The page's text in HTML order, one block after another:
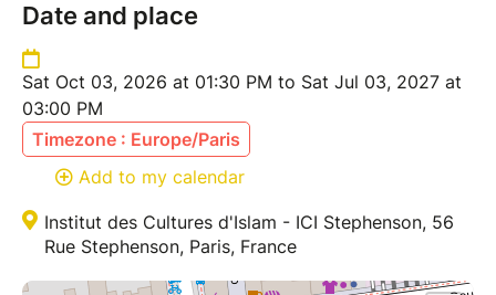
Date and place
Sat Oct 03, 2026 at 01:30 PM to Sat Jul 03, 2027 at
03:00 PM
Timezone : Europe/Paris
Add to my calendar
Institut des Cultures d'Islam - ICI Stephenson, 56
Rue Stephenson, Paris, France